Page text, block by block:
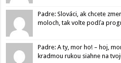
Padre: Slováci, ak chcete
moloch, tak volte podľa
Padre: A ty, mor ho! – hoj,
kradmou rukou siahne na